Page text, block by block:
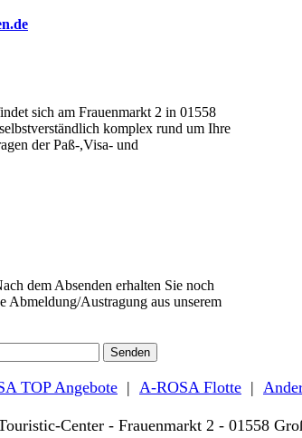
sich am Frauenmarkt 2 in 01558
komplex rund um Ihre
der Paß-,Visa- und
dem Absenden erhalten Sie noch
Abmeldung/Austragung aus unserem
TOP Angebote | A-ROSA Flotte |
Center - Frauenmarkt 2 - 01558